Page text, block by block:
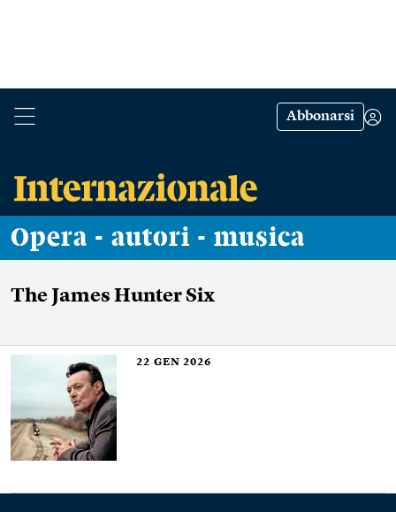
Abbonarsi
Opera - autori - musica
The James Hunter Six
22 GEN 2026